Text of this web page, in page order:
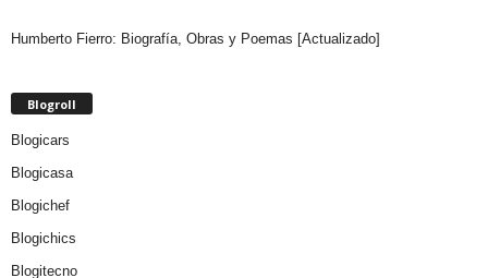
Humberto Fierro: Biografía, Obras y Poemas [Actualizado]
Blogroll
Blogicars
Blogicasa
Blogichef
Blogichics
Blogitecno